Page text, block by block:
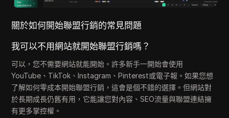
關於如何開始聯盟行銷的常見問題
我可以不用網站就開始聯盟行銷嗎？
可以，您不需要網站就能開始。許多新手一開始會使用
YouTube、TikTok、Instagram、Pinterest或電子報。如果您想
了解如何零成本開始聯盟行銷，這會是個不錯的選擇。但網站對
於長期成長仍舊有用，它能讓您對內容、SEO流量與聯盟連結擁
有更多掌控權。